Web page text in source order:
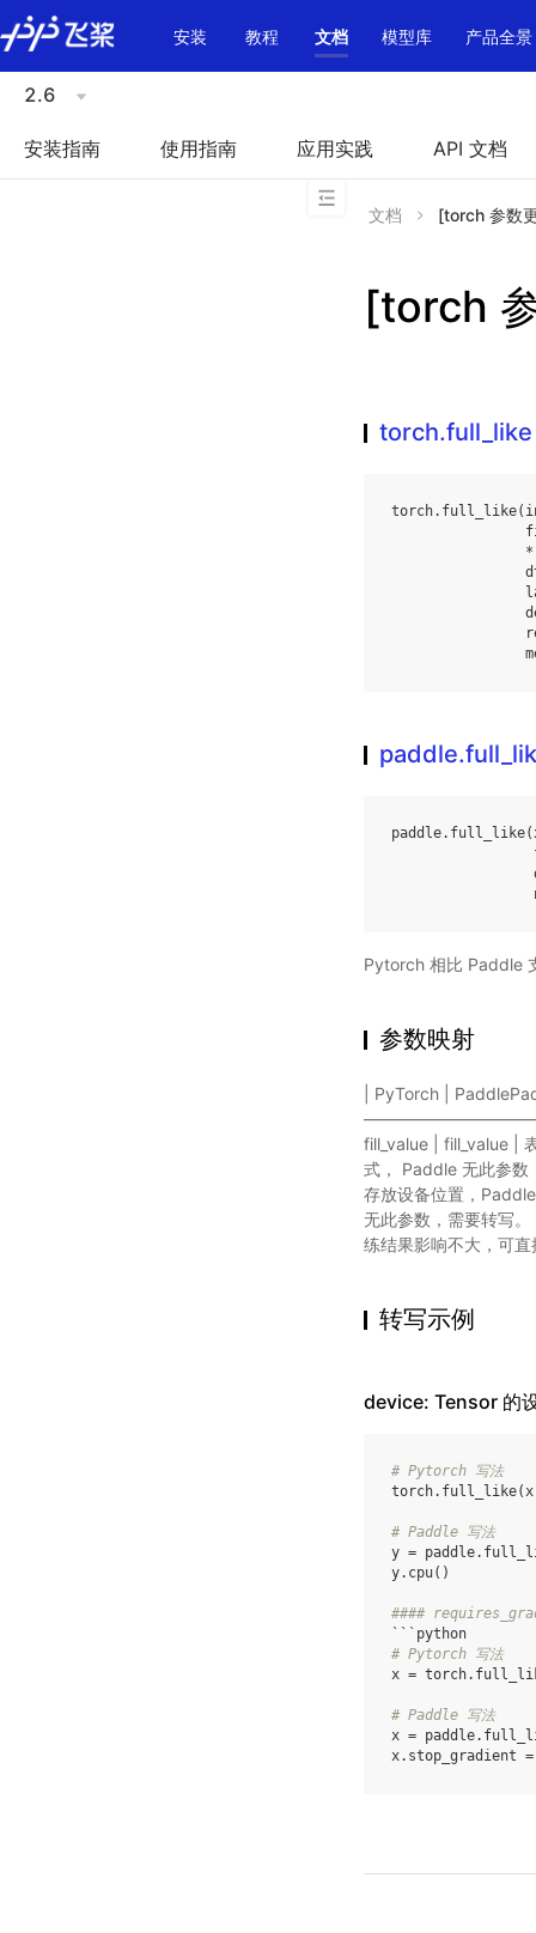
\u200E
安装
教程 文档 模型库 产品全景
2.6
安装指南 使用指南 应用实践 API 文档
文档 [torch 参数
[torch
torch.full_like
torch. full_like(
*
paddle. full_like(
Pytorch 相比 Paddle
参数映射
| PyTorch |
fill_value | fill_value |
式， Paddle 无此参
存放设备位置，
无此参数，需要转写
练结果影响不大，可
转写示例
device: Tensor 的
# Pytorch 写法
# Paddle 写法
y =
y.cpu()
####
# Pytorch 写法
x =
# Paddle 写法
x =
x.stop_gradient